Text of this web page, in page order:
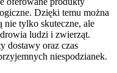
Dzięki temu można
nie tylko skuteczne, ale
ludzi i zwierząt.
dostawy oraz czas
niespodzianek.